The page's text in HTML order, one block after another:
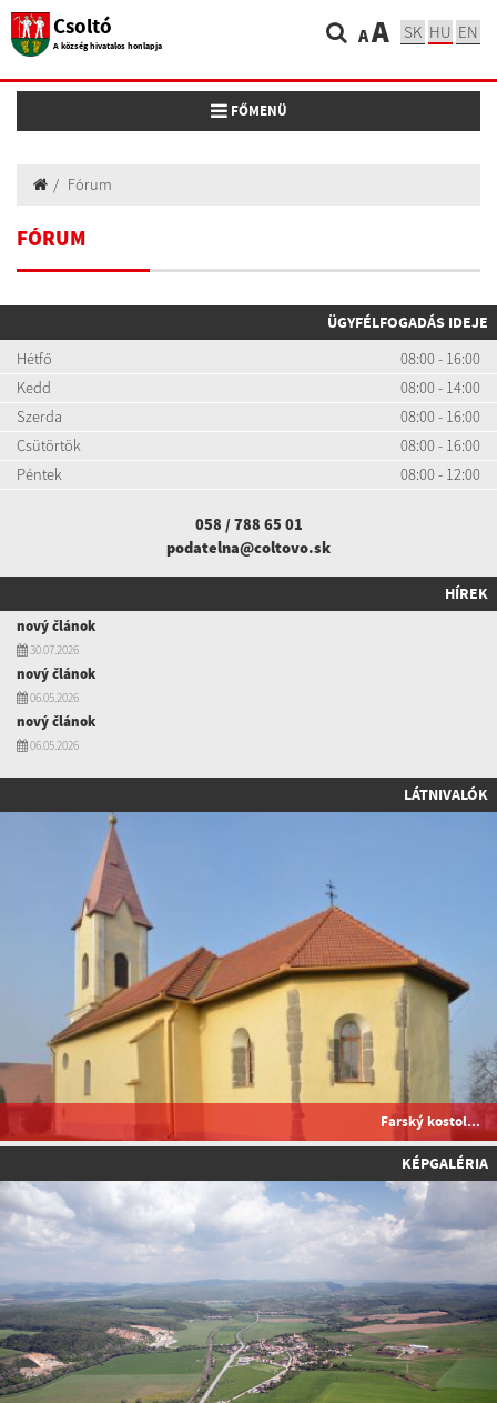
Csoltó
A község hivatalos honlapja AA SK HU EN
Toggle navigation
FŐMENÜ
Fórum
FÓRUM
ÜGYFÉLFOGADÁS IDEJE
Hétfő
08:00 - 16:00
Kedd
08:00 - 14:00
Szerda
08:00 - 16:00
Csütörtök
08:00 - 16:00
Péntek
08:00 - 12:00
058 / 788 65 01
podatelna@coltovo.sk
HÍREK
nový článok
30.07.2026
nový článok
06.05.2026
nový článok
06.05.2026
LÁTNIVALÓK
Farský kostol...
KÉPGALÉRIA